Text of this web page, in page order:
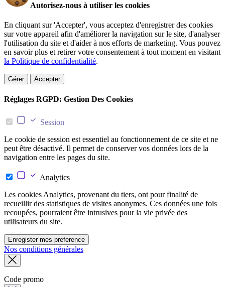
Autorisez-nous à utiliser les cookies
En cliquant sur 'Accepter', vous acceptez d'enregistrer des cookies
sur votre appareil afin d'améliorer la navigation sur le site, d'analyser
l'utilisation du site et d'aider à nos efforts de marketing. Vous pouvez
en savoir plus et retirer votre consentement à tout moment en visitant
la Politique de confidentialité.
Gérer Accepter
Réglages RGPD: Gestion Des Cookies
Session
Le cookie de session est essentiel au fonctionnement de ce site et ne
peut être désactivé. Il permet de conserver vos données lors de la
navigation entre les pages du site.
Analytics
Les cookies Analytics, provenant du tiers, ont pour finalité de
recueillir des statistiques de visites anonymes. Ces données une fois
recoupées, pourraient être intrusives pour la vie privée des
utilisateurs du site.
Enregister mes preference
Nos conditions générales
Code promo